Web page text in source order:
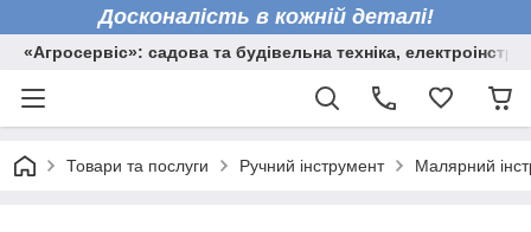
Досконалість в кожній деталі!
«Агросервіс»: садова та будівельна техніка,
Товари та послуги Ручний інструмент Малярний